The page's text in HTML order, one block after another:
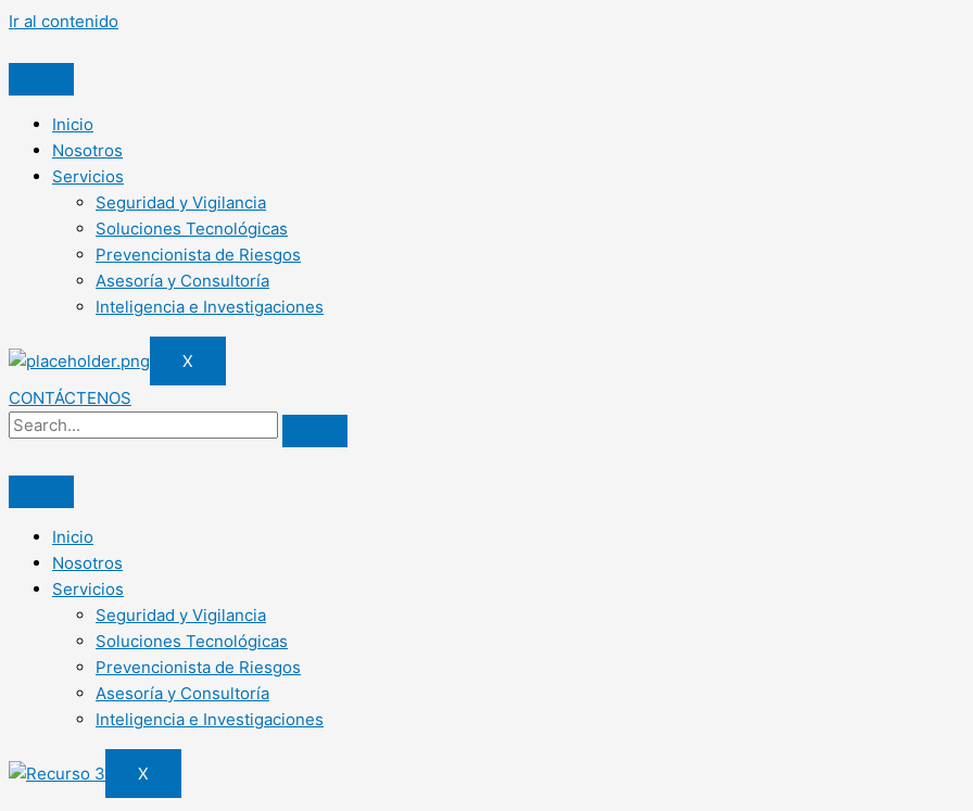
Ir al contenido
Inicio
Nosotros
Servicios
Seguridad y Vigilancia
Soluciones Tecnológicas
Prevencionista de Riesgos
Asesoría y Consultoría
Inteligencia e Investigaciones
X
CONTÁCTENOS
Inicio
Nosotros
Servicios
Seguridad y Vigilancia
Soluciones Tecnológicas
Prevencionista de Riesgos
Asesoría y Consultoría
Inteligencia e Investigaciones
X